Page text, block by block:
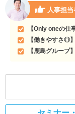
人事担
【Only oneの仕
【働きやすさ◎
【鹿島グループ